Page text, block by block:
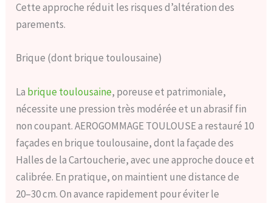
Cette approche réduit les risques d’altération des
parements.
Brique (dont brique toulousaine)
La brique toulousaine, poreuse et patrimoniale,
nécessite une pression très modérée et un abrasif fin
non coupant. AEROGOMMAGE TOULOUSE a restauré 10
façades en brique toulousaine, dont la façade des
Halles de la Cartoucherie, avec une approche douce et
calibrée. En pratique, on maintient une distance de
20–30 cm. On avance rapidement pour éviter le